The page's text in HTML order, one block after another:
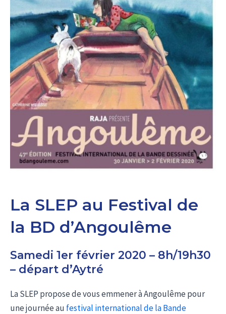
La SLEP au Festival de
la BD d’Angoulême
Samedi 1er février 2020 – 8h/19h30
– départ d’Aytré
La SLEP propose de vous emmener à Angoulême pour
une journée au festival international de la Bande